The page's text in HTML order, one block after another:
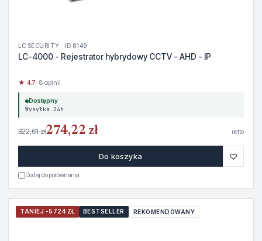
LC SECURITY · ID 8149
LC-4000 - Rejestrator hybrydowy CCTV - AHD - IP
★ 4.7· 8 opinii
Dostępny
Wysyłka 24h
322,61 zł274,22 zł netto
Do koszyka ♡
Dodaj do porównania
TANIEJ -5724 ZŁ BESTSELLER REKOMENDOWANY